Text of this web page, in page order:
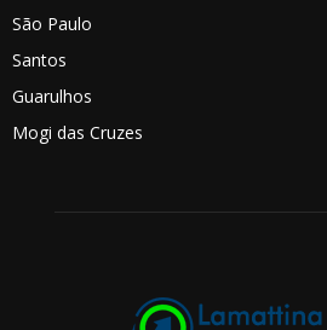
São Paulo
Santos
Guarulhos
Mogi das Cruzes